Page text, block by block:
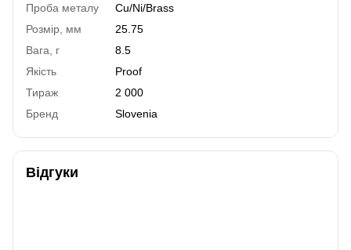
Проба металу
Cu/Ni/Brass
Розмір, мм
25.75
Вага, г
8.5
Якість
Proof
Тираж
2 000
Бренд
Slovenia
Відгуки